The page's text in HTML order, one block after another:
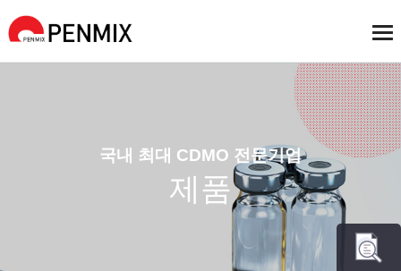
국내 최대 CDMO 전문기업
제품